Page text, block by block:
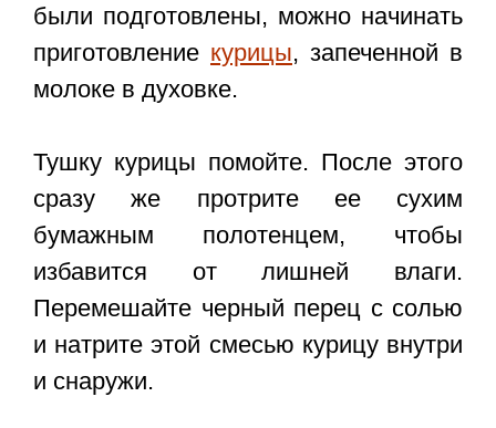
были подготовлены, можно начинать
приготовление курицы, запеченной в
молоке в духовке.
Тушку курицы помойте. После этого
сразу же протрите ее сухим
бумажным полотенцем, чтобы
избавится от лишней влаги.
Перемешайте черный перец с солью
и натрите этой смесью курицу внутри
и снаружи.